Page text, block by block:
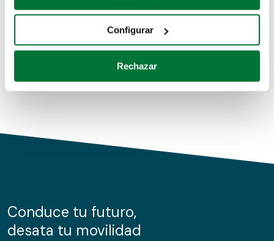
Recopilar información sobre su ubicación geográfica
Identificar su dispositivo analizándolo activamente
para buscar características específicas (huellas
Obtenga más información sobre cómo se procesan sus
de cookies.
información sobre el uso que haga del sitio web con
nuestros partners de redes sociales, publicidad y análisis
Configurar
Rechazar
Coches de km0
Conduce tu futuro,
desata tu movilidad